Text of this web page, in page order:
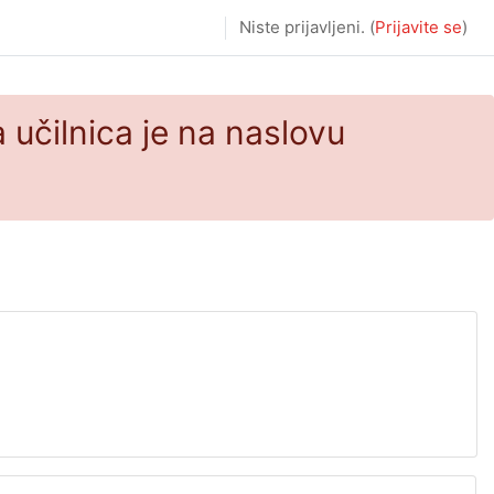
učilnica je na naslovu
Niste prijavljeni. (Prijavite se)